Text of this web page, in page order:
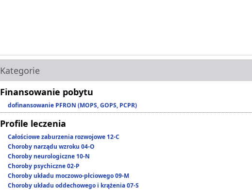
Kategorie
Finansowanie pobytu
dofinansowanie PFRON (MOPS, GOPS, PCPR)
Profile leczenia
Całościowe zaburzenia rozwojowe 12-C
Choroby narządu wzroku 04-O
Choroby neurologiczne 10-N
Choroby psychiczne 02-P
Choroby układu moczowo-płciowego 09-M
Choroby układu oddechowego i krążenia 07-S